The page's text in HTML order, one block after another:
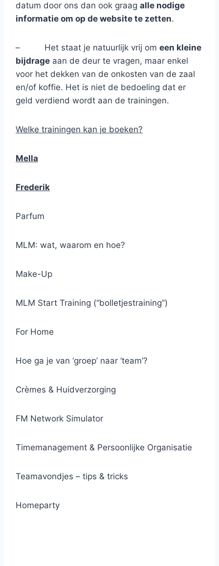
datum door ons dan ook graag alle nodige
informatie om op de website te zetten.
– Het staat je natuurlijk vrij om een kleine
bijdrage aan de deur te vragen, maar enkel
voor het dekken van de onkosten van de zaal
en/of koffie. Het is niet de bedoeling dat er
geld verdiend wordt aan de trainingen.
Welke trainingen kan je boeken?
Mella
Frederik
Parfum
MLM: wat, waarom en hoe?
Make-Up
MLM Start Training (“bolletjestraining”)
For Home
Hoe ga je van ‘groep’ naar ‘team’?
Crèmes & Huidverzorging
FM Network Simulator
Timemanagement & Persoonlijke Organisatie
Teamavondjes – tips & tricks
Homeparty